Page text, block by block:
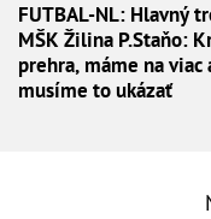
FUTBAL-NL: Hlavný
MŠK Žilina P.Staňo:
prehra, máme na viac
musíme to ukázať